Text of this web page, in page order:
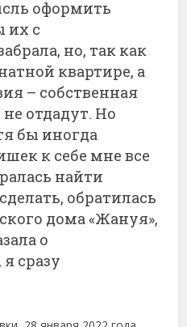
оформить
их с
но, так как
квартире, а
– собственная
отдадут. Но
бы иногда
к себе мне все
найти
обратилась
дома «Жануя»,
о
сразу